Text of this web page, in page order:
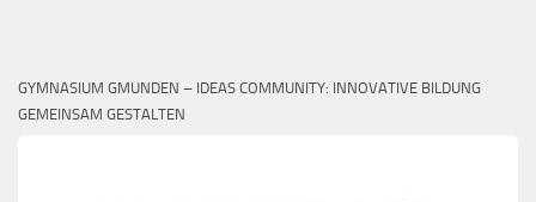
GYMNASIUM GMUNDEN – IDEAS COMMUNITY: INNOVATIVE BILDUNG
GEMEINSAM GESTALTEN